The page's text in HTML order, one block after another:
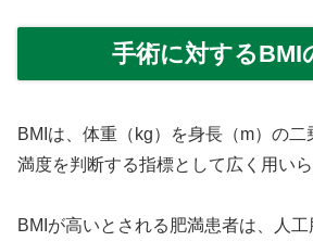
手術に対するBMI
BMIは、体重（kg）を身長（m）の
満度を判断する指標として広く用いら
BMIが高いとされる肥満患者は、人